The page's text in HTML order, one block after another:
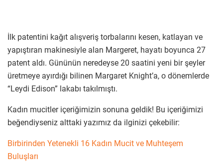
İlk patentini kağıt alışveriş torbalarını kesen, katlayan ve
yapıştıran makinesiyle alan Margeret, hayatı boyunca 27
patent aldı. Gününün neredeyse 20 saatini yeni bir şeyler
üretmeye ayırdığı bilinen Margaret Knight’a, o dönemlerde
“Leydi Edison” lakabı takılmıştı.
Kadın mucitler içeriğimizin sonuna geldik! Bu içeriğimizi
beğendiyseniz alttaki yazımız da ilginizi çekebilir:
Birbirinden Yetenekli 16 Kadın Mucit ve Muhteşem
Buluşları